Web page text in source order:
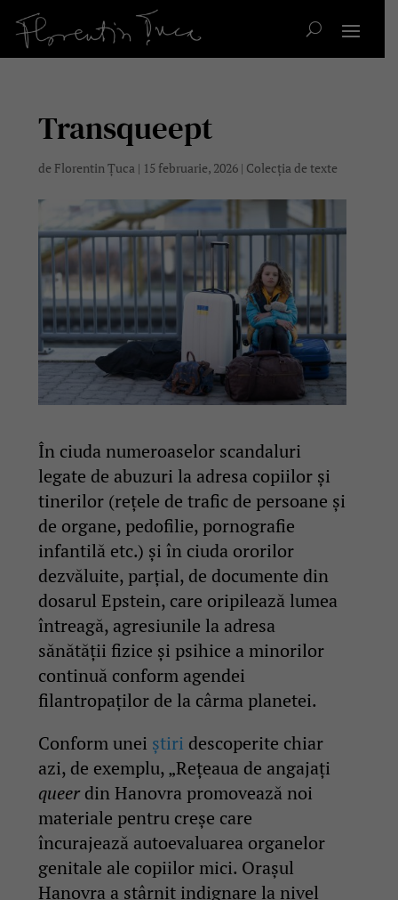
Transqueept
de Florentin Țuca | 15 februarie, 2026 | Colecția de texte
În ciuda numeroaselor scandaluri
legate de abuzuri la adresa copiilor și
tinerilor (rețele de trafic de persoane și
de organe, pedofilie, pornografie
infantilă etc.) și în ciuda ororilor
dezvăluite, parțial, de documente din
dosarul Epstein, care oripilează lumea
întreagă, agresiunile la adresa
sănătății fizice și psihice a minorilor
continuă conform agendei
filantropaților de la cârma planetei.
Conform unei știri descoperite chiar
azi, de exemplu, „Rețeaua de angajați
queerdin Hanovra promovează noi
materiale pentru creșe care
încurajează autoevaluarea organelor
genitale ale copiilor mici. Orașul
Hanovra a stârnit indignare la nivel